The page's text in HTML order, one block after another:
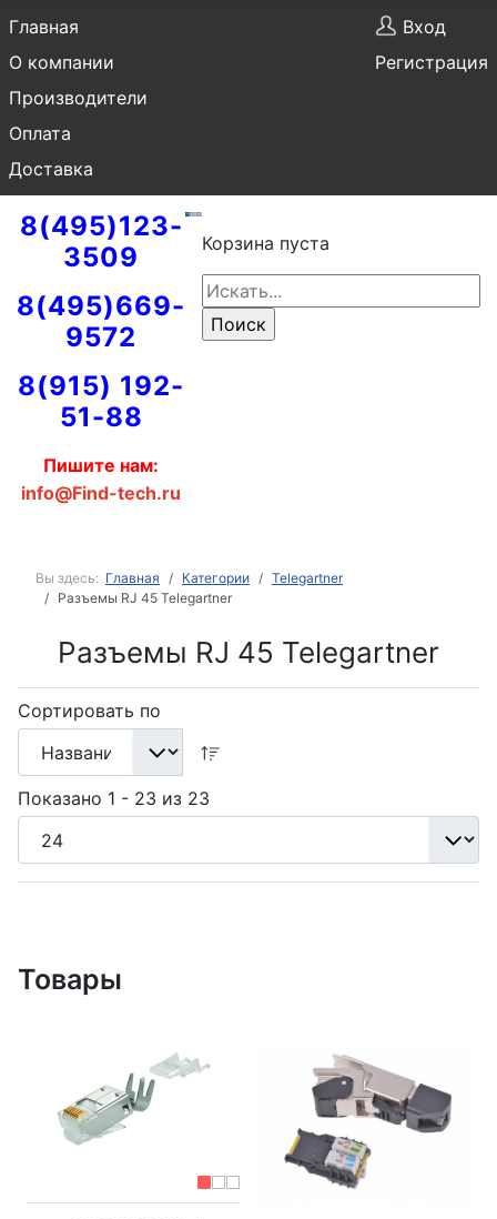
Главная
О компании
Производители
Оплата
Доставка
Вход
Регистрация
8(495)123-
3509
8(495)669-
9572
8(915) 192-
51-88
Пишите нам:
info@Find-tech.ru
Корзина пуста
Вы здесь: Главная Категории
Telegartner
Разъемы RJ 45 Telegartner
Разъемы RJ 45 Telegartner
Сортировать по
Показано 1 - 23 из 23
Товары